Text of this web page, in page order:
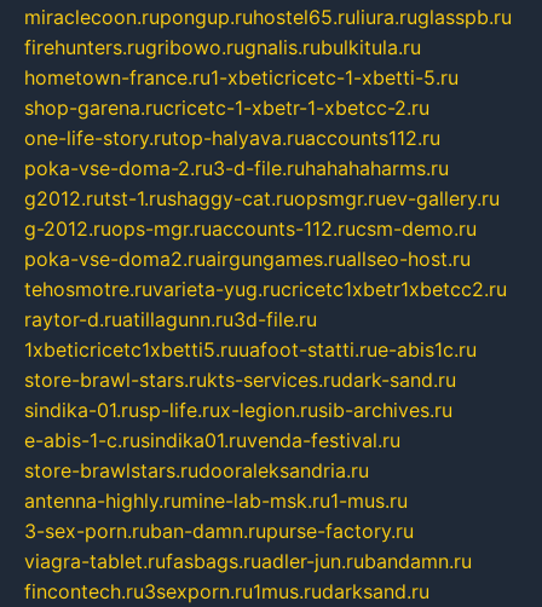
miraclecoon.rupongup.ruhostel65.ruliura.ruglasspb.ru
firehunters.rugribowo.rugnalis.rubulkitula.ru
hometown-france.ru1-xbeticricetc-1-xbetti-5.ru
shop-garena.rucricetc-1-xbetr-1-xbetcc-2.ru
one-life-story.rutop-halyava.ruaccounts112.ru
poka-vse-doma-2.ru3-d-file.ruhahahaharms.ru
g2012.rutst-1.rushaggy-cat.ruopsmgr.ruev-gallery.ru
g-2012.ruops-mgr.ruaccounts-112.rucsm-demo.ru
poka-vse-doma2.ruairgungames.ruallseo-host.ru
tehosmotre.ruvarieta-yug.rucricetc1xbetr1xbetcc2.ru
raytor-d.ruatillagunn.ru3d-file.ru
1xbeticricetc1xbetti5.ruuafoot-statti.rue-abis1c.ru
store-brawl-stars.rukts-services.rudark-sand.ru
sindika-01.rusp-life.rux-legion.rusib-archives.ru
e-abis-1-c.rusindika01.ruvenda-festival.ru
store-brawlstars.rudooraleksandria.ru
antenna-highly.rumine-lab-msk.ru1-mus.ru
3-sex-porn.ruban-damn.rupurse-factory.ru
viagra-tablet.rufasbags.ruadler-jun.rubandamn.ru
fincontech.ru3sexporn.ru1mus.rudarksand.ru